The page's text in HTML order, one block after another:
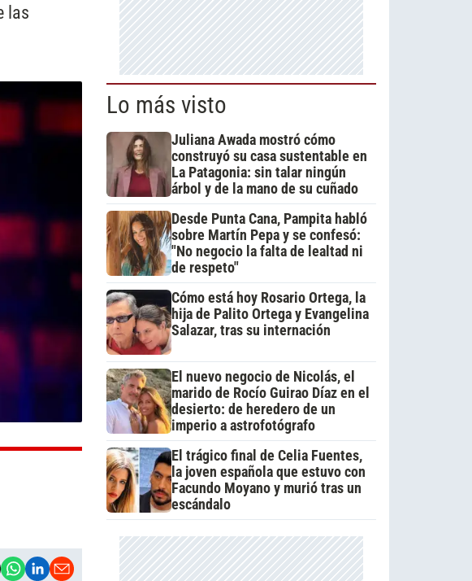
las
Lo más visto
Juliana Awada mostró cómo
construyó su casa sustentable en
La Patagonia: sin talar ningún
árbol y de la mano de su cuñado
Desde Punta Cana, Pampita habló
sobre Martín Pepa y se confesó:
"No negocio la falta de lealtad ni
de respeto"
Cómo está hoy Rosario Ortega, la
hija de Palito Ortega y Evangelina
Salazar, tras su internación
El nuevo negocio de Nicolás, el
marido de Rocío Guirao Díaz en el
desierto: de heredero de un
imperio a astrofotógrafo
El trágico final de Celia Fuentes,
la joven española que estuvo con
Facundo Moyano y murió tras un
escándalo